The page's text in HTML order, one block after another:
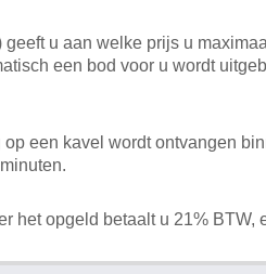
u aan welke prijs u
een bod voor u wordt
een kavel wordt ontvangen
het opgeld betaalt u 21% BTW,